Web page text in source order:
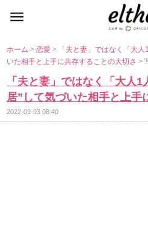
ホーム>恋愛>
「夫と妻」ではなく「大
いた相手と上手に共存することの大切さ>
「夫と妻」ではなく「大人
居”して気づいた相手と上手
2022-09-03 08:40